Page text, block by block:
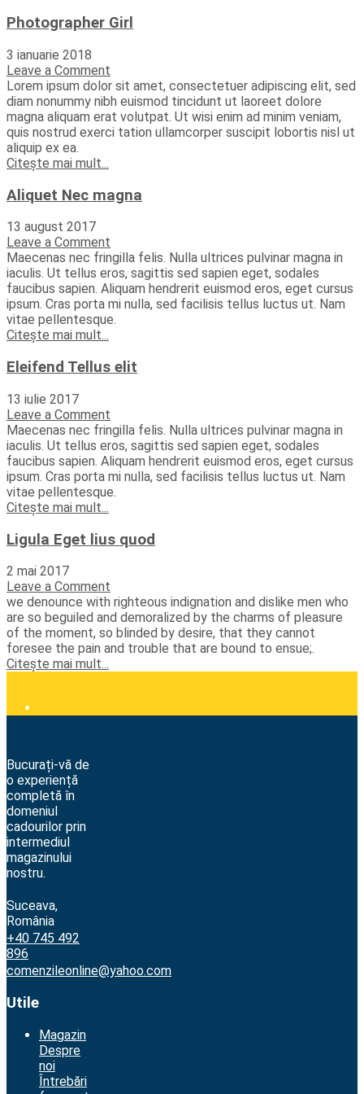
Photographer Girl
3 ianuarie 2018
Leave a Comment
Lorem ipsum dolor sit amet, consectetuer adipiscing elit, sed
diam nonummy nibh euismod tincidunt ut laoreet dolore
magna aliquam erat volutpat. Ut wisi enim ad minim veniam,
quis nostrud exerci tation ullamcorper suscipit lobortis nisl ut
aliquip ex ea.
Citește mai mult...
Aliquet Nec magna
13 august 2017
Leave a Comment
Maecenas nec fringilla felis. Nulla ultrices pulvinar magna in
iaculis. Ut tellus eros, sagittis sed sapien eget, sodales
faucibus sapien. Aliquam hendrerit euismod eros, eget cursus
ipsum. Cras porta mi nulla, sed facilisis tellus luctus ut. Nam
vitae pellentesque.
Citește mai mult...
Eleifend Tellus elit
13 iulie 2017
Leave a Comment
Maecenas nec fringilla felis. Nulla ultrices pulvinar magna in
iaculis. Ut tellus eros, sagittis sed sapien eget, sodales
faucibus sapien. Aliquam hendrerit euismod eros, eget cursus
ipsum. Cras porta mi nulla, sed facilisis tellus luctus ut. Nam
vitae pellentesque.
Citește mai mult...
Ligula Eget lius quod
2 mai 2017
Leave a Comment
we denounce with righteous indignation and dislike men who
are so beguiled and demoralized by the charms of pleasure
of the moment, so blinded by desire, that they cannot
foresee the pain and trouble that are bound to ensue;.
Citește mai mult...
Bucurați-vă de
o experiență
completă în
domeniul
cadourilor prin
intermediul
magazinului
nostru.
Suceava,
România
+40 745 492
896
comenzileonline@yahoo.com
Utile
Magazin
Despre
noi
Întrebări